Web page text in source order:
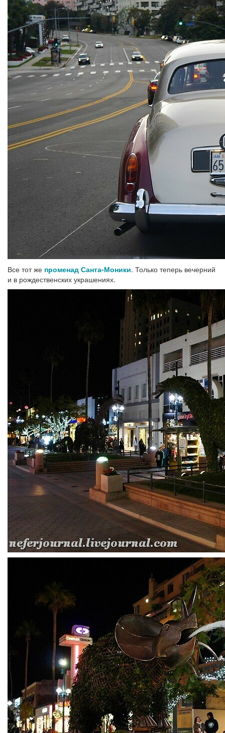
Все тот же променад Санта-Моники. Только теперь вечерний
и в рождественских украшениях.